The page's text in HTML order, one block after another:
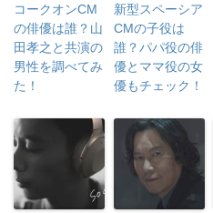
コークオンCM
の俳優は誰？山
田孝之と共演の
男性を調べてみ
た！
新型スペーシア
CMの子役は
誰？パパ役の俳
優とママ役の女
優もチェック！